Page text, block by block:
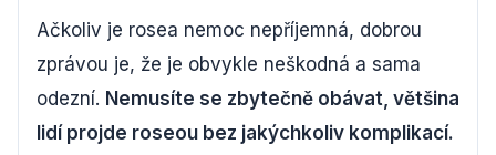
Ačkoliv je rosea nemoc nepříjemná, dobrou
zprávou je, že je obvykle neškodná a sama
odezní. Nemusíte se zbytečně obávat, většina
lidí projde roseou bez jakýchkoliv komplikací.